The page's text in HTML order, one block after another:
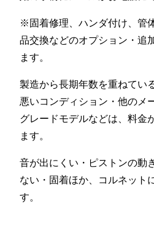
※固着修理、ハンダ付け、管
品交換などのオプション・追
ます。
製造から長期年数を重ねてい
悪いコンディション・他のメ
グレードモデルなどは、料金
ます。
音が出にくい・ピストンの動
ない・固着ほか、コルネット
す。